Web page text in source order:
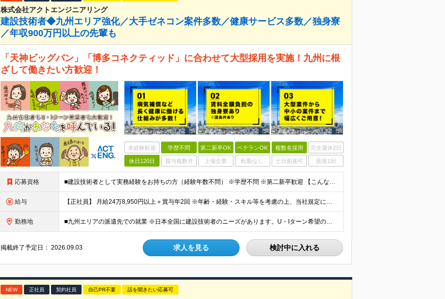
株式会社アクトエンジニアリング
建設技術者◆九州エリア強化／大手ゼネコン案件多数／健康サービス多数／独身寮
／年収900万円以上の先輩も
「天神ビッグバン」「博多コネクティッド」に合わせて大型採用を実施！九州に根
ざして働きたい方歓迎！
未経験歓迎 学歴不問 第二新卒OK ベテランOK 複数名採用 完全週休2日
休日120日 賞与複数月 上場企業 転勤なし 土日面接可 面接1回
応募資格 ■建設技術者として実務経験をお持ちの方（経験年数不問） ※学歴不問 ※第二新卒歓迎 【こんな方はぜひご応募ください】 ■九州で働きたい ■大手ゼネコンのプロジェクトに関わってみたい ■福利厚生が整
給与 【正社員】 月給24万8,950円以上＋賞与年2回 ※年齢・経験・スキル等を考慮の上、当社規定により決定します。 ※残業代、通勤交通費は別途全額支給しています。 【契約社員】 月給28万2,080円
勤務地 ■九州エリアの派遣先での就業 ※日本全国に建設技術者のニーズがあります。U・Iターン希望の方も歓迎しておりますので、ご希望を気軽にお聞かせください。 ◆本社／東京都港区赤坂3-8-15 THE AK
掲載終了予定日：2026.09.03 求人を見る 検討中に入れる
NEW 正社員 契約社員 自己PR不要 話を聞きたい応募可